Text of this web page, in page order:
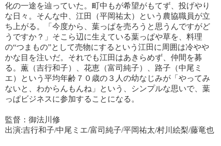
化の一途を辿っていた。町中もが希望がもてず、投げやり
な日々。そんな中、江田（平岡祐太）という農協職員が立
ち上がる。「今度から、葉っぱを売ろうと思うんですがど
うですか？」そこら辺に生えている葉っぱや草を、料理
の“つまもの”として売物にするという江田に周囲は冷やや
かな目を注いだ。それでも江田はあきらめず、仲間を募
る。薫（吉行和子）、花恵（富司純子）、路子（中尾ミ
エ）という平均年齢７０歳の３人の幼なじみが「やってみ
ないと、わからんもんね」という、シンプルな思いで、葉
っぱビジネスに参加することになる。
監督：御法川修
出演:吉行和子/中尾ミエ/富司純子/平岡祐太/村川絵梨/藤竜也